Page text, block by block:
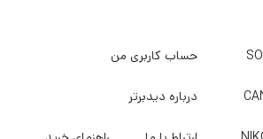
حساب کاربری من
درباره دیدبرتر